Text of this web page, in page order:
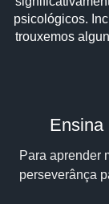
psicológicos.
trouxemos
Ensina
Para aprender
perseverânça